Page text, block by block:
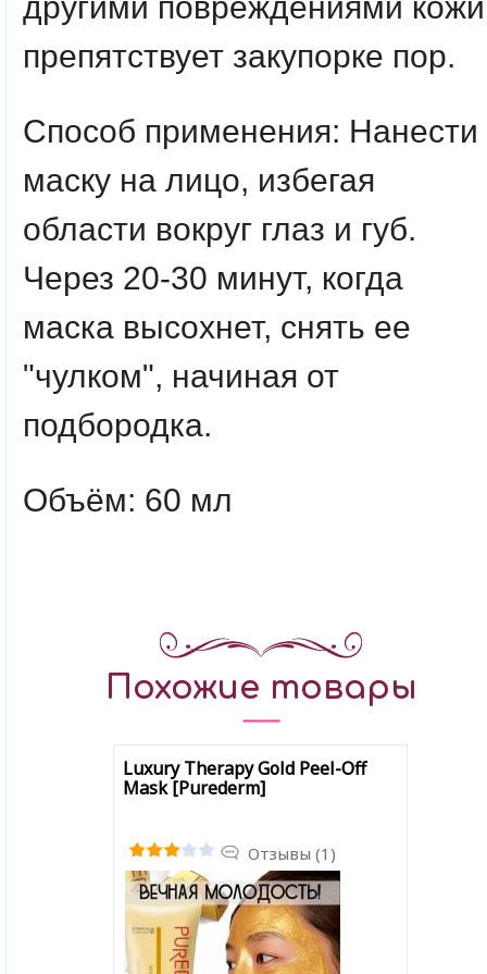
препятствует закупорке пор.
Способ применения: Нанести
маску на лицо, избегая
области вокруг глаз и губ.
Через 20-30 минут, когда
маска высохнет, снять ее
"чулком", начиная от
подбородка.
Объём: 60 мл
Похожие товары
Luxury Therapy Gold Peel-Off
Mask [Purederm]
Отзывы (1)